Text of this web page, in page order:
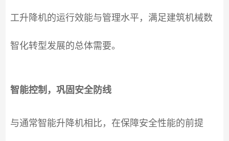
工升降机的运行效能与管理水平，满足建筑机械数
智化转型发展的总体需要。
智能控制，巩固安全防线
与通常智能升降机相比，在保障安全性能的前提